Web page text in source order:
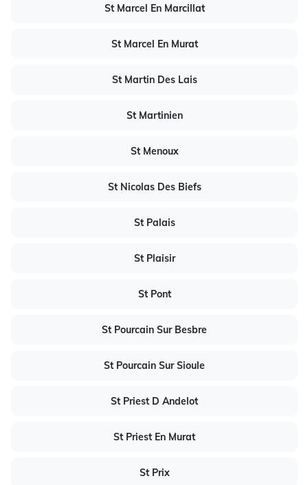
St Marcel En Marcillat
St Marcel En Murat
St Martin Des Lais
St Martinien
St Menoux
St Nicolas Des Biefs
St Palais
St Plaisir
St Pont
St Pourcain Sur Besbre
St Pourcain Sur Sioule
St Priest D Andelot
St Priest En Murat
St Prix